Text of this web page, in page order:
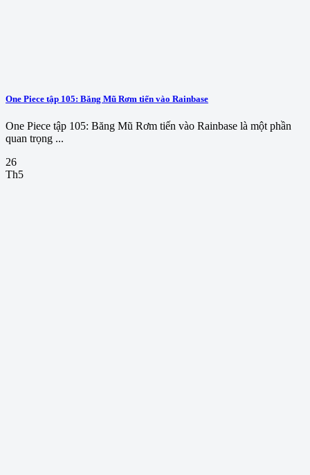
One Piece tập 105: Băng Mũ Rơm tiến vào Rainbase
One Piece tập 105: Băng Mũ Rơm tiến vào Rainbase là một phần
quan trọng ...
26
Th5